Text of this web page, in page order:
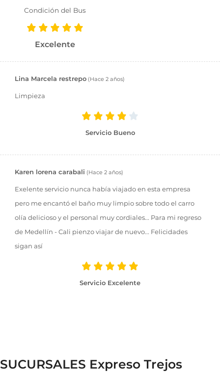
Condición del Bus
Excelente
Lina Marcela restrepo (Hace 2 años)
Limpieza
Servicio Bueno
Karen lorena carabali (Hace 2 años)
Exelente servicio nunca había viajado en esta empresa
pero me encantó el baño muy limpio sobre todo el carro
olía delicioso y el personal muy cordiales... Para mi regreso
de Medellín - Cali pienzo viajar de nuevo... Felicidades
sigan así
Servicio Excelente
SUCURSALES Expreso Trejos